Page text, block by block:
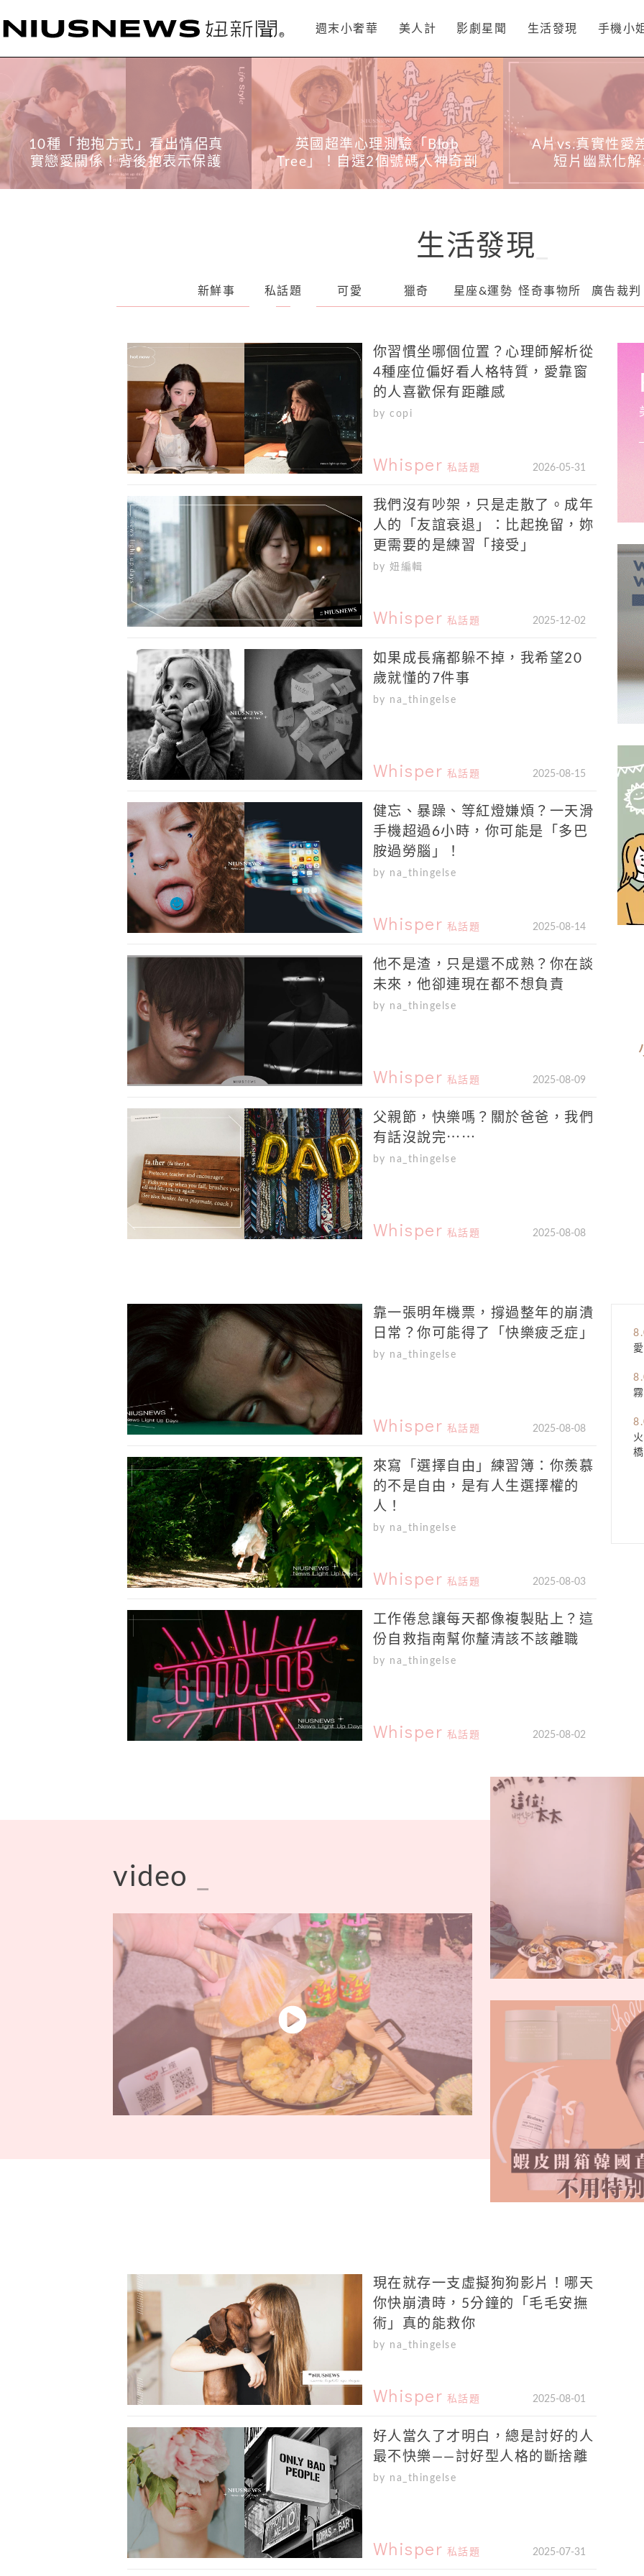
週末小奢華 美人計 影劇星聞 生活發現 手機小
英國超準心理測驗「Blob
Tree」！自選2個號碼人神奇剖
析性格、對未來憧憬
A片vs.真實性愛差在哪？90秒
短片幽默化解13項迷思
租屋族必看5大
置法」！同色系
延伸收納空
生活發現
新鮮事 私話題 可愛 獵奇 星座&運勢 怪奇事物所 廣告裁判
你習慣坐哪個位置？心理師解析從
4種座位偏好看人格特質，愛靠窗
的人喜歡保有距離感
by copi
Whisper 私話題 2026-05-31
我們沒有吵架，只是走散了。成年
人的「友誼衰退」：比起挽留，妳
更需要的是練習「接受」
by 妞編輯
Whisper 私話題 2025-12-02
如果成長痛都躲不掉，我希望20
歲就懂的7件事
by na_thingelse
Whisper 私話題 2025-08-15
健忘、暴躁、等紅燈嫌煩？一天滑
手機超過6小時，你可能是「多巴
胺過勞腦」！
by na_thingelse
Whisper 私話題 2025-08-14
他不是渣，只是還不成熟？你在談
未來，他卻連現在都不想負責
by na_thingelse
Whisper 私話題 2025-08-09
父親節，快樂嗎？關於爸爸，我們
有話沒說完⋯⋯
by na_thingelse
Whisper 私話題 2025-08-08
靠一張明年機票，撐過整年的崩潰
日常？你可能得了「快樂疲乏症」
by na_thingelse
Whisper 私話題 2025-08-08
來寫「選擇自由」練習簿：你羨慕
的不是自由，是有人生選擇權的
人！
by na_thingelse
Whisper 私話題 2025-08-03
工作倦怠讓每天都像複製貼上？這
份自救指南幫你釐清該不該離職
by na_thingelse
Whisper 私話題 2025-08-02
video
現在就存一支虛擬狗狗影片！哪天
你快崩潰時，5分鐘的「毛毛安撫
術」真的能救你
by na_thingelse
Whisper 私話題 2025-08-01
好人當久了才明白，總是討好的人
最不快樂——討好型人格的斷捨離
by na_thingelse
Whisper 私話題 2025-07-31